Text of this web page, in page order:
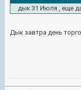
дык 31 Июля , еще
Дык завтра день